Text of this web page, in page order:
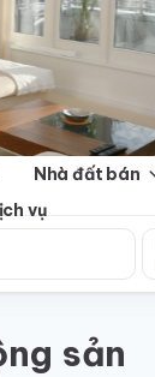
Nhà đất bán
vụ
sản